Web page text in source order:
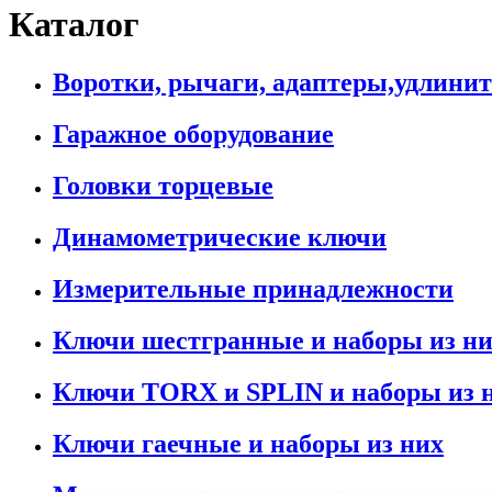
Каталог
Воротки, рычаги,
Гаражное оборудование
Головки торцевые
Динамометрические ключи
Измерительные принадлежности
Ключи шестгранные и наборы из
Ключи TORX и SPLIN и наборы из
Ключи гаечные и наборы из них